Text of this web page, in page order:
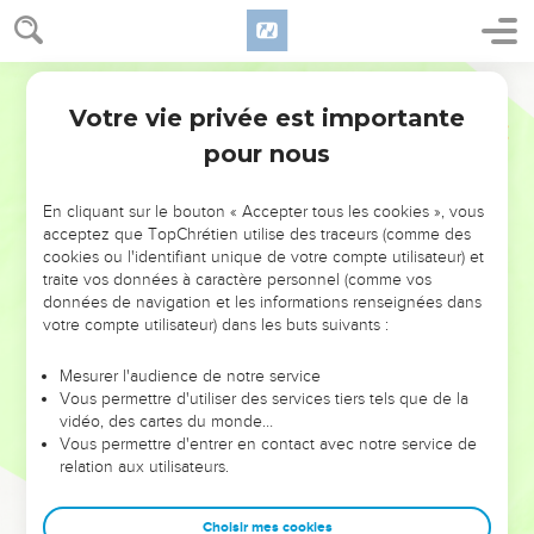
NE MANQUEZ PAS L’ÉVÉNEMENT
DE L’ANNÉE !
ET SI LEURS ERREURS POUVAIENT VOUS ÉVITER LES
VOTRES ?
leur foi ou leur vision. Mais on voit moins les doutes, les erreurs
et les saisons difficiles qu'ils ont traversés, alors même que ce
sont elles qui les ont façonnés.
Dans cette conférence, leaders, entrepreneurs, et responsables
clés pour avancer avec plus de sagesse afin que leurs erreurs
Votre vie privée est importante
pour nous
En cliquant sur le bouton « Accepter tous les cookies », vous
acceptez que TopChrétien utilise des traceurs (comme des
cookies ou l'identifiant unique de votre compte utilisateur) et
traite vos données à caractère personnel (comme vos
données de navigation et les informations renseignées dans
votre compte utilisateur) dans les buts suivants :
Mesurer l'audience de notre service
Vous permettre d'utiliser des services tiers tels que de la
vidéo, des cartes du monde…
Vous permettre d'entrer en contact avec notre service de
relation aux utilisateurs.
Choisir mes cookies